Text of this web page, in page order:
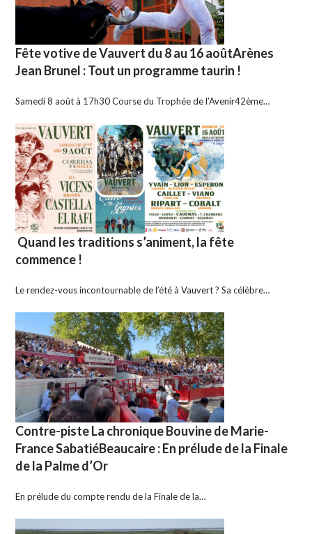
Fête votive de Vauvert du 8 au 16 aoûtArènes
Jean Brunel : Tout un programme taurin !
Samedi 8 août à 17h30 Course du Trophée de l’Avenir42ème…
Quand les traditions s’animent, la fête
commence !
Le rendez-vous incontournable de l’été à Vauvert ? Sa célèbre…
Contre-piste La chronique Bouvine de Marie-
France SabatiéBeaucaire : En prélude de la Finale
de la Palme d’Or
En prélude du compte rendu de la Finale de la…